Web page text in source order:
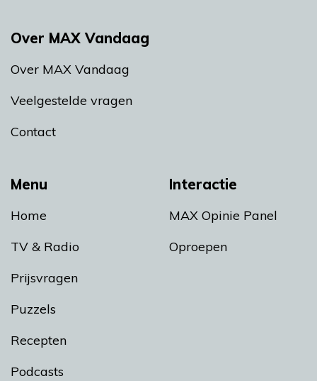
Menu
Home
TV & Radio
Prijsvragen
Puzzels
Recepten
Podcasts
Interactie
MAX Opinie Panel
Oproepen
Over MAX Vandaag
Over MAX Vandaag
Veelgestelde vragen
Contact